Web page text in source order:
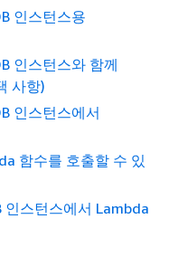
인스턴스용
인스턴스와 함께
사항)
인스턴스에서
함수를 호출할 수 있
인스턴스에서 Lambda